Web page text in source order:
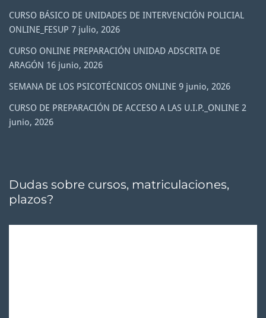
CURSO BÁSICO DE UNIDADES DE INTERVENCIÓN POLICIAL
ONLINE_FESUP 7 julio, 2026
CURSO ONLINE PREPARACIÓN UNIDAD ADSCRITA DE
ARAGÓN 16 junio, 2026
SEMANA DE LOS PSICOTÉCNICOS ONLINE 9 junio, 2026
CURSO DE PREPARACIÓN DE ACCESO A LAS U.I.P._ONLINE 2
junio, 2026
Dudas sobre cursos, matriculaciones,
plazos?